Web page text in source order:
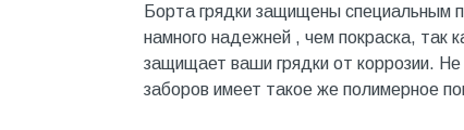
Малярно-штукатурные
инструменты
Межкомнатные двери
Борта грядки защищены специальным
намного надежней , чем покраска, так
защищает ваши грядки от коррозии.
заборов имеет такое же полимерное